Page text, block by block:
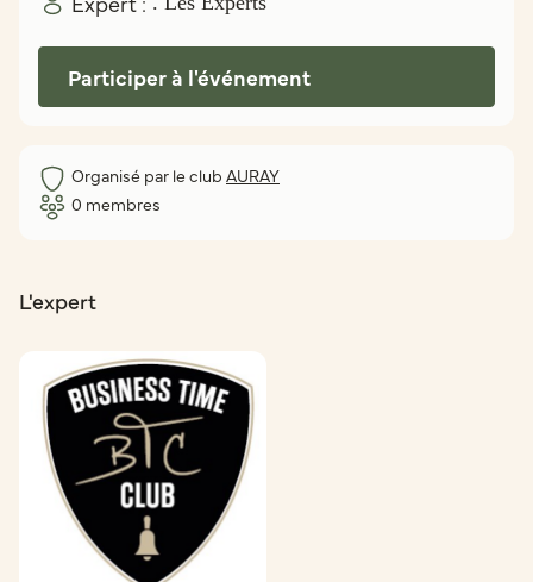
Participer à l'événement
Organisé par le club AURAY
0 membres
L'expert